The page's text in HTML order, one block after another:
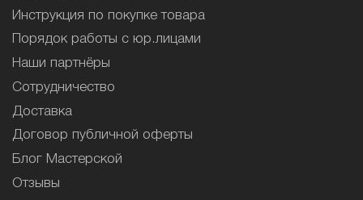
Инструкция по покупке товара
Порядок работы с юр.лицами
Наши партнёры
Сотрудничество
Доставка
Договор публичной оферты
Блог Мастерской
Отзывы